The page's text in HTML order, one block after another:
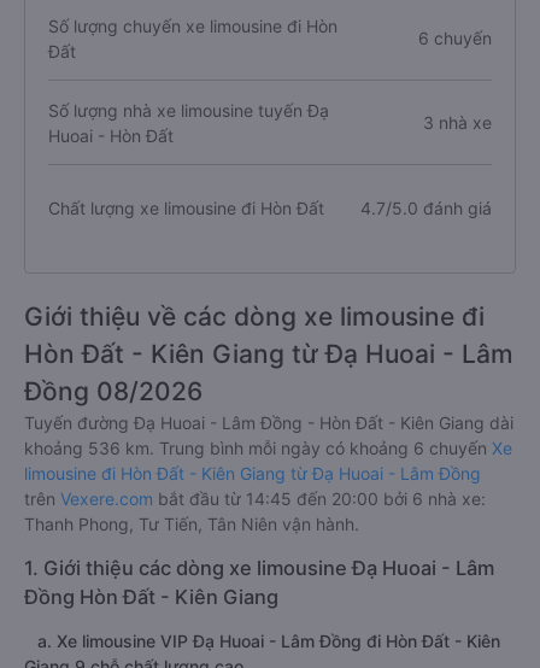
Số lượng chuyến xe limousine đi Hòn
Đất
6 chuyến
Số lượng nhà xe limousine tuyến Đạ
Huoai - Hòn Đất
3 nhà xe
Chất lượng xe limousine đi Hòn Đất 4.7/5.0 đánh giá
Giới thiệu về các dòng xe limousine đi
Hòn Đất - Kiên Giang từ Đạ Huoai - Lâm
Đồng 08/2026
Tuyến đường Đạ Huoai - Lâm Đồng - Hòn Đất - Kiên Giang dài
khoảng 536 km. Trung bình mỗi ngày có khoảng 6 chuyến Xe
limousine đi Hòn Đất - Kiên Giang từ Đạ Huoai - Lâm Đồng
trên Vexere.com bắt đầu từ 14:45 đến 20:00 bởi 6 nhà xe:
Thanh Phong, Tư Tiến, Tân Niên vận hành.
1. Giới thiệu các dòng xe limousine Đạ Huoai - Lâm
Đồng Hòn Đất - Kiên Giang
a. Xe limousine VIP Đạ Huoai - Lâm Đồng đi Hòn Đất - Kiên